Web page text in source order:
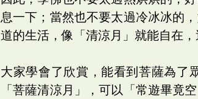
息一下；當然也不要太過冷冰冰的
道的生活，像「清涼月」就能自在
大家學會了欣賞，能看到菩薩為了
「菩薩清涼月」，可以「常遊畢竟